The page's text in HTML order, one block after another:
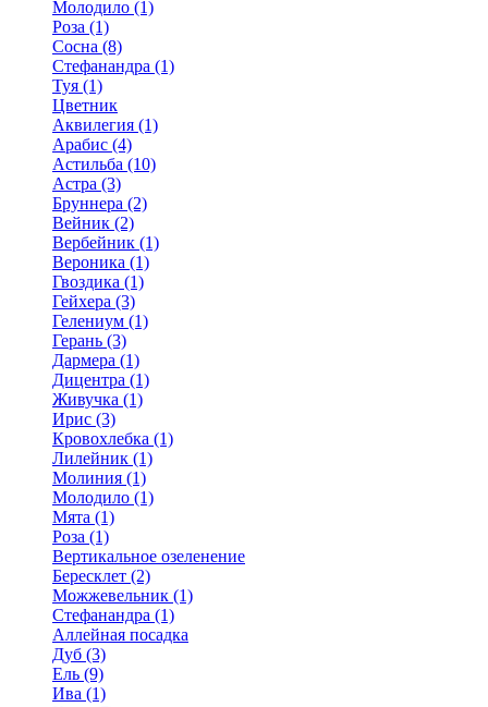
Молодило (1)
Роза (1)
Сосна (8)
Стефанандра (1)
Туя (1)
Цветник
Аквилегия (1)
Арабис (4)
Астильба (10)
Астра (3)
Бруннера (2)
Вейник (2)
Вербейник (1)
Вероника (1)
Гвоздика (1)
Гейхера (3)
Гелениум (1)
Герань (3)
Дармера (1)
Дицентра (1)
Живучка (1)
Ирис (3)
Кровохлебка (1)
Лилейник (1)
Молиния (1)
Молодило (1)
Мята (1)
Роза (1)
Вертикальное озеленение
Бересклет (2)
Можжевельник (1)
Стефанандра (1)
Аллейная посадка
Дуб (3)
Ель (9)
Ива (1)